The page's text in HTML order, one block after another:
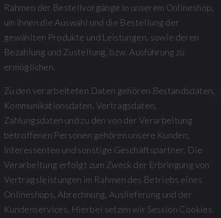
Rahmen der Bestellvorgänge in unserem Onlineshop,
um ihnen die Auswahl und die Bestellung der
gewählten Produkte und Leistungen, sowie deren
Bezahlung und Zustellung, bzw. Ausführung zu
ermöglichen.
Zu den verarbeiteten Daten gehören Bestandsdaten,
Kommunikationsdaten, Vertragsdaten,
Zahlungsdaten und zu den von der Verarbeitung
betroffenen Personen gehören unsere Kunden,
Interessenten und sonstige Geschäftspartner. Die
Verarbeitung erfolgt zum Zweck der Erbringung von
Vertragsleistungen im Rahmen des Betriebs eines
Onlineshops, Abrechnung, Auslieferung und der
Kundenservices. Hierbei setzen wir Session Cookies